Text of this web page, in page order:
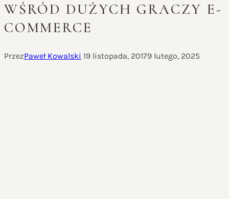
WŚRÓD DUŻYCH GRACZY E-
COMMERCE
PrzezPaweł Kowalski 19 listopada, 20179 lutego, 2025